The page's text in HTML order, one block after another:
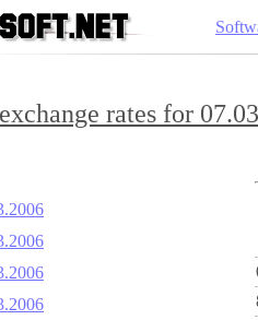
rates for